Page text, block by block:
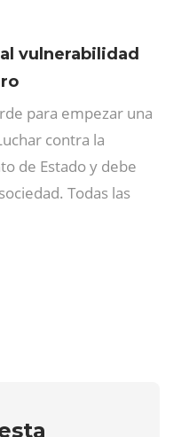
vulnerabilidad
para empezar una
contra la
de Estado y debe
Todas las